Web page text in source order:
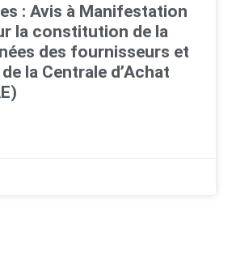
: Avis à Manifestation
la constitution de la
des fournisseurs et
la Centrale d’Achat